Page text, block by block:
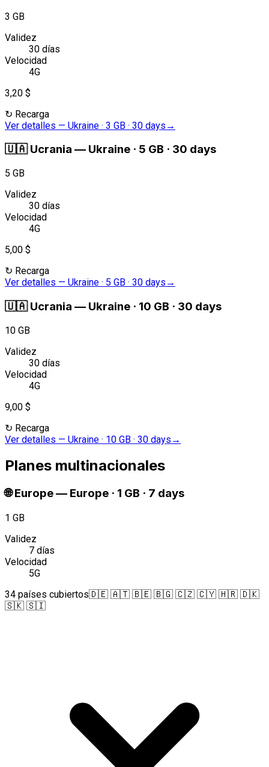
3 GB
Validez
30 días
Velocidad
4G
3,20 $
↻ Recarga
Ver detalles — Ukraine · 3 GB · 30 days →
🇺🇦 Ucrania — Ukraine · 5 GB · 30 days
5 GB
Validez
30 días
Velocidad
4G
5,00 $
↻ Recarga
Ver detalles — Ukraine · 5 GB · 30 days →
🇺🇦 Ucrania — Ukraine · 10 GB · 30 days
10 GB
Validez
30 días
Velocidad
4G
9,00 $
↻ Recarga
Ver detalles — Ukraine · 10 GB · 30 days →
Planes multinacionales
🌐 Europe— Europe · 1 GB · 7 days
1 GB
Validez
7 días
Velocidad
5G
34 países cubiertos🇩🇪 🇦🇹 🇧🇪 🇧🇬 🇨🇿 🇨🇾 🇭🇷 🇩🇰
🇸🇰 🇸🇮